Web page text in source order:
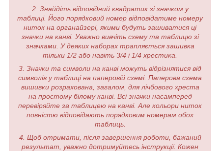
2. Знайдіть відповідний квадратик зі значком у
таблиці. Його порядковий номер відповідатиме номеру
ниток на органайзері, якими будуть зашиватися ці
значки на канві. Уважно вивчіть схему та таблицю зі
значками. У деяких наборах трапляється зашивка
тільки 1/2 або навіть 3/4 і 1/4 хрестика.
3. Значки та символи на канві можуть відрізнятися від
символів у таблиці на паперовій схемі. Паперова схема
вишивки розрахована, загалом, для лічбового хреста
на простому білому канві. Всі значки насамперед
перевіряйте за таблицею на канві. Але кольори ниток
повністю відповідають порядковим номерам обох
таблиць.
4. Щоб отримати, після завершення роботи, бажаний
результат, уважно дотримуйтесь інструкції. Кожен